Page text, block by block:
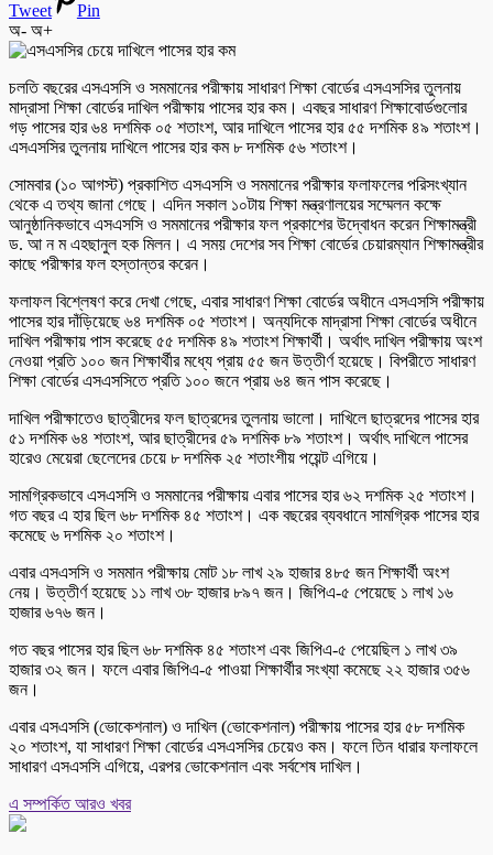
Tweet
Pin
অ- অ+
চলতি বছরের এসএসসি ও সমমানের পরীক্ষায় সাধারণ শিক্ষা বোর্ডের এসএসসির তুলনায়
মাদ্রাসা শিক্ষা বোর্ডের দাখিল পরীক্ষায় পাসের হার কম। এবছর সাধারণ শিক্ষাবোর্ডগুলোর
গড় পাসের হার ৬৪ দশমিক ০৫ শতাংশ, আর দাখিলে পাসের হার ৫৫ দশমিক ৪৯ শতাংশ।
এসএসসির তুলনায় দাখিলে পাসের হার কম ৮ দশমিক ৫৬ শতাংশ।
সোমবার (১০ আগস্ট) প্রকাশিত এসএসসি ও সমমানের পরীক্ষার ফলাফলের পরিসংখ্যান
থেকে এ তথ্য জানা গেছে। এদিন সকাল ১০টায় শিক্ষা মন্ত্রণালয়ের সম্মেলন কক্ষে
আনুষ্ঠানিকভাবে এসএসসি ও সমমানের পরীক্ষার ফল প্রকাশের উদ্বোধন করেন শিক্ষামন্ত্রী
ড. আ ন ম এহছানুল হক মিলন। এ সময় দেশের সব শিক্ষা বোর্ডের চেয়ারম্যান শিক্ষামন্ত্রীর
কাছে পরীক্ষার ফল হস্তান্তর করেন।
ফলাফল বিশ্লেষণ করে দেখা গেছে, এবার সাধারণ শিক্ষা বোর্ডের অধীনে এসএসসি পরীক্ষায়
পাসের হার দাঁড়িয়েছে ৬৪ দশমিক ০৫ শতাংশ। অন্যদিকে মাদ্রাসা শিক্ষা বোর্ডের অধীনে
দাখিল পরীক্ষায় পাস করেছে ৫৫ দশমিক ৪৯ শতাংশ শিক্ষার্থী। অর্থাৎ দাখিল পরীক্ষায় অংশ
নেওয়া প্রতি ১০০ জন শিক্ষার্থীর মধ্যে প্রায় ৫৫ জন উত্তীর্ণ হয়েছে। বিপরীতে সাধারণ
শিক্ষা বোর্ডের এসএসসিতে প্রতি ১০০ জনে প্রায় ৬৪ জন পাস করেছে।
দাখিল পরীক্ষাতেও ছাত্রীদের ফল ছাত্রদের তুলনায় ভালো। দাখিলে ছাত্রদের পাসের হার
৫১ দশমিক ৬৪ শতাংশ, আর ছাত্রীদের ৫৯ দশমিক ৮৯ শতাংশ। অর্থাৎ দাখিলে পাসের
হারেও মেয়েরা ছেলেদের চেয়ে ৮ দশমিক ২৫ শতাংশীয় পয়েন্ট এগিয়ে।
সামগ্রিকভাবে এসএসসি ও সমমানের পরীক্ষায় এবার পাসের হার ৬২ দশমিক ২৫ শতাংশ।
গত বছর এ হার ছিল ৬৮ দশমিক ৪৫ শতাংশ। এক বছরের ব্যবধানে সামগ্রিক পাসের হার
কমেছে ৬ দশমিক ২০ শতাংশ।
এবার এসএসসি ও সমমান পরীক্ষায় মোট ১৮ লাখ ২৯ হাজার ৪৮৫ জন শিক্ষার্থী অংশ
নেয়। উত্তীর্ণ হয়েছে ১১ লাখ ৩৮ হাজার ৮৯৭ জন। জিপিএ-৫ পেয়েছে ১ লাখ ১৬
হাজার ৬৭৬ জন।
গত বছর পাসের হার ছিল ৬৮ দশমিক ৪৫ শতাংশ এবং জিপিএ-৫ পেয়েছিল ১ লাখ ৩৯
হাজার ৩২ জন। ফলে এবার জিপিএ-৫ পাওয়া শিক্ষার্থীর সংখ্যা কমেছে ২২ হাজার ৩৫৬
জন।
এবার এসএসসি (ভোকেশনাল) ও দাখিল (ভোকেশনাল) পরীক্ষায় পাসের হার ৫৮ দশমিক
২০ শতাংশ, যা সাধারণ শিক্ষা বোর্ডের এসএসসির চেয়েও কম। ফলে তিন ধারার ফলাফলে
সাধারণ এসএসসি এগিয়ে, এরপর ভোকেশনাল এবং সর্বশেষ দাখিল।
এ সম্পর্কিত আরও খবর